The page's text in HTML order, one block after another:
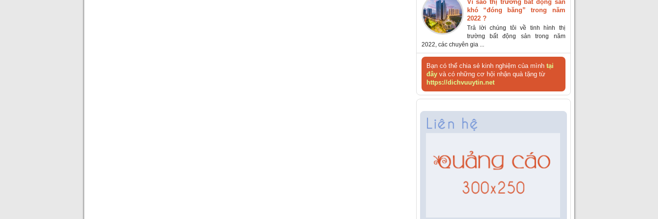
Vì sao thị trường bất động sản
khó “đóng băng” trong năm
2022 ?
Trả lời chúng tôi về tinh hình thị
trường bất động sản trong năm
2022, các chuyên gia ...
Bạn có thể chia sẻ kinh nghiệm của mình tại
đâyvà có những cơ hội nhận quà tặng từ
https://dichvuuytin.net